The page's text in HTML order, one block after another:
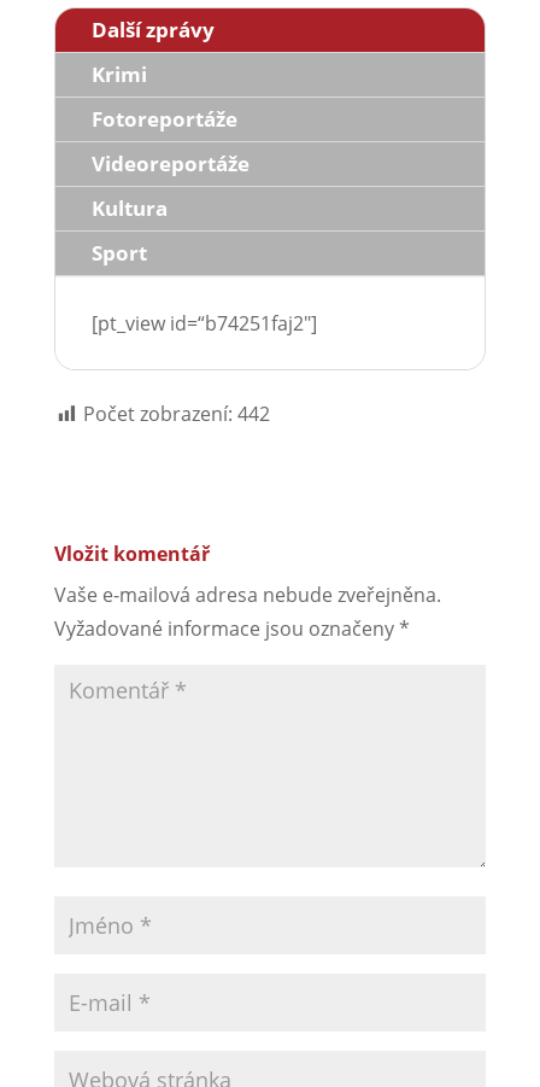
Další zprávy
Krimi
Fotoreportáže
Videoreportáže
Kultura
Sport
[pt_view id=“b74251faj2″]
Počet zobrazení: 442
Vložit komentář
Vaše e-mailová adresa nebude zveřejněna.
Vyžadované informace jsou označeny*